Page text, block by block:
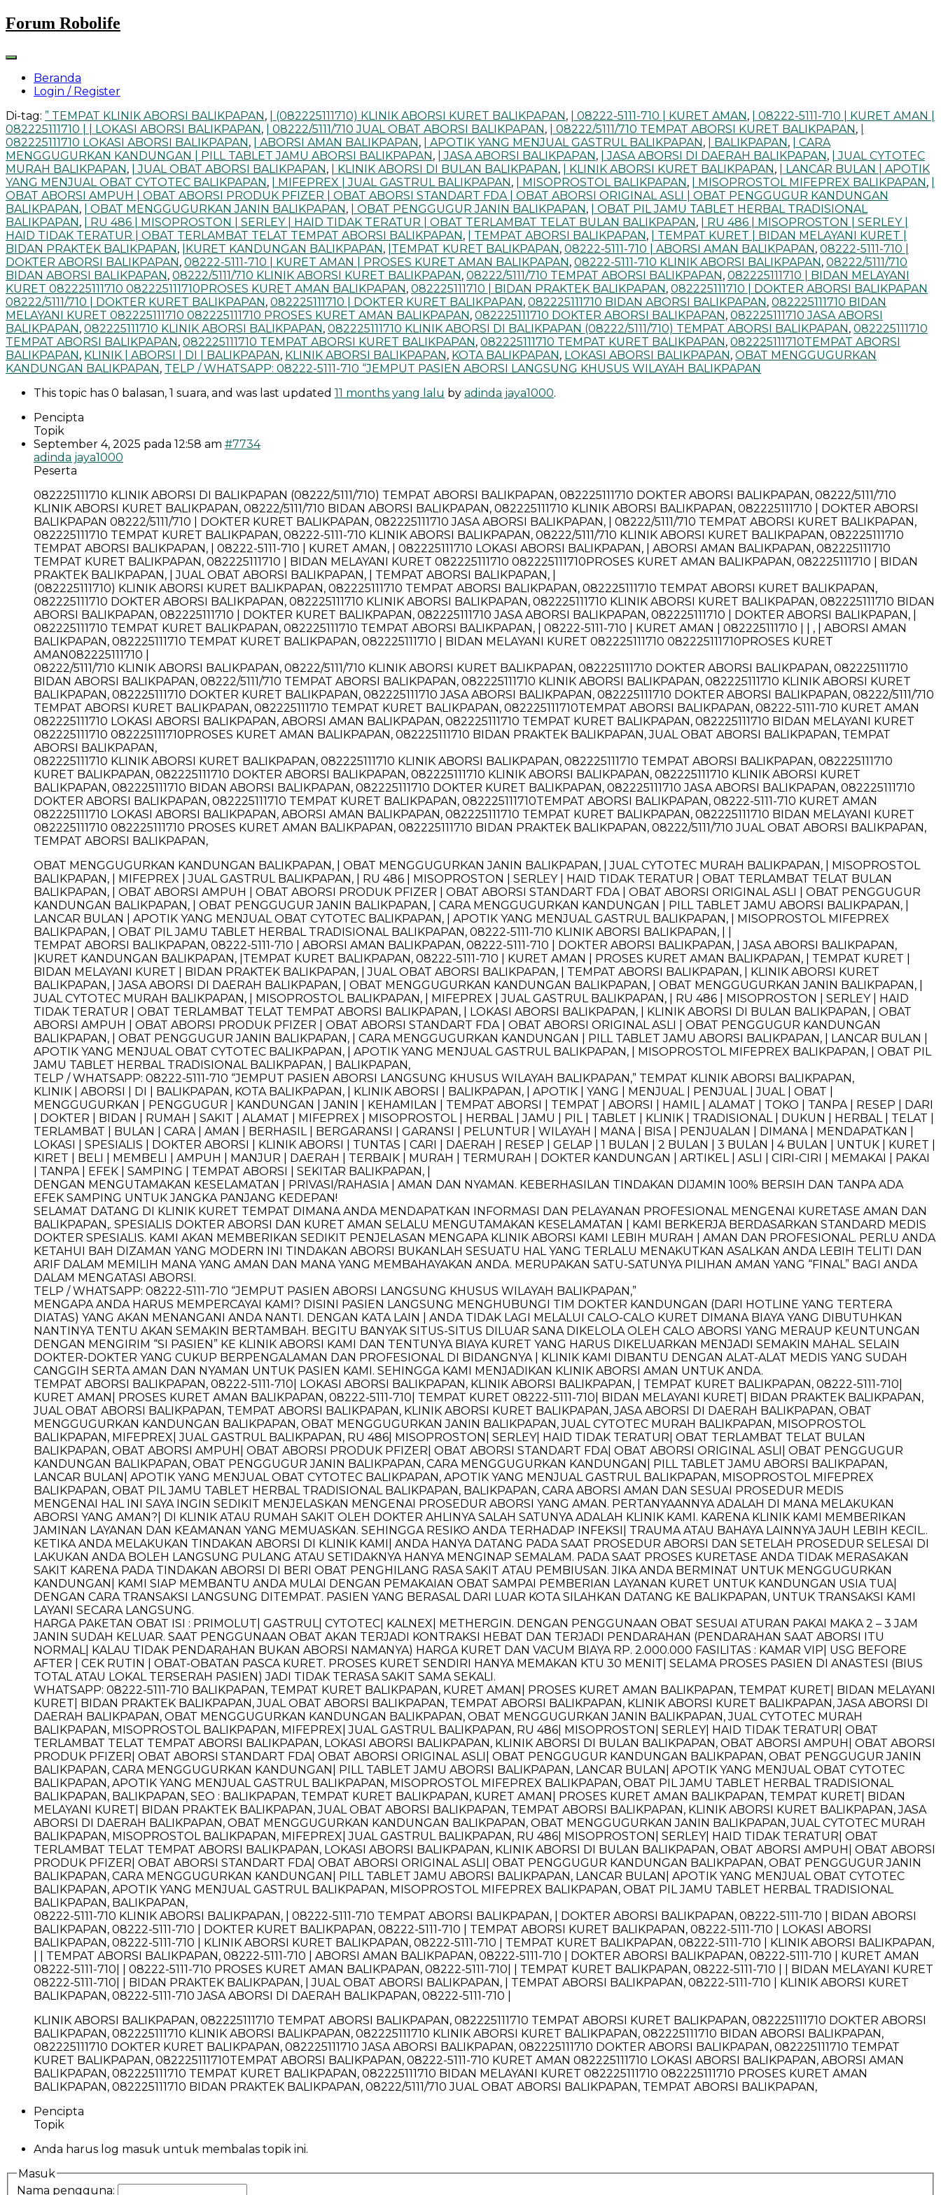
Skip
to
Forum Robolife
Beranda
Login / Register
Di-tag: ” TEMPAT KLINIK ABORSI BALIKPAPAN, | (082225111710) KLINIK ABORSI KURET BALIKPAPAN, | 08222-5111-710 | KURET AMAN,
| 08222-5111-710 | KURET AMAN |
082225111710 | | LOKASI ABORSI BALIKPAPAN, | 08222/5111/710 JUAL OBAT ABORSI BALIKPAPAN, | 08222/5111/710 TEMPAT ABORSI KURET BALIKPAPAN,
082225111710 LOKASI ABORSI BALIKPAPAN, | ABORSI AMAN BALIKPAPAN, | APOTIK YANG MENJUAL GASTRUL BALIKPAPAN, | BALIKPAPAN,
| CARA
MENGGUGURKAN KANDUNGAN | PILL TABLET JAMU ABORSI BALIKPAPAN, | JASA ABORSI BALIKPAPAN, | JASA ABORSI DI DAERAH BALIKPAPAN,
| JUAL CYTOTEC
MURAH BALIKPAPAN, | JUAL OBAT ABORSI BALIKPAPAN, | KLINIK ABORSI DI BULAN BALIKPAPAN, | KLINIK ABORSI KURET BALIKPAPAN,
| LANCAR BULAN | APOTIK
YANG MENJUAL OBAT CYTOTEC BALIKPAPAN, | MIFEPREX | JUAL GASTRUL BALIKPAPAN, | MISOPROSTOL BALIKPAPAN, | MISOPROSTOL MIFEPREX BALIKPAPAN,
OBAT ABORSI AMPUH | OBAT ABORSI PRODUK PFIZER | OBAT ABORSI STANDART FDA | OBAT ABORSI ORIGINAL ASLI | OBAT PENGGUGUR KANDUNGAN
BALIKPAPAN, | OBAT MENGGUGURKAN JANIN BALIKPAPAN, | OBAT PENGGUGUR JANIN BALIKPAPAN,
| OBAT PIL JAMU TABLET HERBAL TRADISIONAL
BALIKPAPAN, | RU 486 | MISOPROSTON | SERLEY | HAID TIDAK TERATUR | OBAT TERLAMBAT TELAT BULAN BALIKPAPAN,
| RU 486 | MISOPROSTON | SERLEY |
HAID TIDAK TERATUR | OBAT TERLAMBAT TELAT TEMPAT ABORSI BALIKPAPAN, | TEMPAT ABORSI BALIKPAPAN,
| TEMPAT KURET | BIDAN MELAYANI KURET |
BIDAN PRAKTEK BALIKPAPAN, |KURET KANDUNGAN BALIKPAPAN, |TEMPAT KURET BALIKPAPAN, 08222-5111-710 | ABORSI AMAN BALIKPAPAN, 08222-5111-710 |
DOKTER ABORSI BALIKPAPAN, 08222-5111-710 | KURET AMAN | PROSES KURET AMAN BALIKPAPAN, 08222-5111-710 KLINIK ABORSI BALIKPAPAN, 08222/5111/710
BIDAN ABORSI BALIKPAPAN, 08222/5111/710 KLINIK ABORSI KURET BALIKPAPAN, 08222/5111/710 TEMPAT ABORSI BALIKPAPAN, 082225111710 | BIDAN MELAYANI
KURET 082225111710 082225111710PROSES KURET AMAN BALIKPAPAN, 082225111710 | BIDAN PRAKTEK BALIKPAPAN, 082225111710 | DOKTER ABORSI BALIKPAPAN
08222/5111/710 | DOKTER KURET BALIKPAPAN, 082225111710 | DOKTER KURET BALIKPAPAN, 082225111710 BIDAN ABORSI BALIKPAPAN, 082225111710 BIDAN
MELAYANI KURET 082225111710 082225111710 PROSES KURET AMAN BALIKPAPAN, 082225111710 DOKTER ABORSI BALIKPAPAN, 082225111710 JASA ABORSI
BALIKPAPAN, 082225111710 KLINIK ABORSI BALIKPAPAN, 082225111710 KLINIK ABORSI DI BALIKPAPAN (08222/5111/710) TEMPAT ABORSI BALIKPAPAN, 082225111710
TEMPAT ABORSI BALIKPAPAN, 082225111710 TEMPAT ABORSI KURET BALIKPAPAN, 082225111710 TEMPAT KURET BALIKPAPAN, 082225111710TEMPAT ABORSI
BALIKPAPAN, KLINIK | ABORSI | DI | BALIKPAPAN, KLINIK ABORSI BALIKPAPAN, KOTA BALIKPAPAN, LOKASI ABORSI BALIKPAPAN, OBAT MENGGUGURKAN
KANDUNGAN BALIKPAPAN, TELP / WHATSAPP: 08222-5111-710 “JEMPUT PASIEN ABORSI LANGSUNG KHUSUS WILAYAH BALIKPAPAN
This topic has 0 balasan, 1 suara, and was last updated 11 months yang lalu by adinda jaya1000.
Pencipta
Topik
September 4, 2025 pada 12:58 am #7734
adinda jaya1000
Peserta
082225111710 KLINIK ABORSI DI BALIKPAPAN (08222/5111/710) TEMPAT ABORSI BALIKPAPAN, 082225111710 DOKTER ABORSI BALIKPAPAN, 08222/5111/710
KLINIK ABORSI KURET BALIKPAPAN, 08222/5111/710 BIDAN ABORSI BALIKPAPAN, 082225111710 KLINIK ABORSI BALIKPAPAN, 082225111710 | DOKTER ABORSI
BALIKPAPAN 08222/5111/710 | DOKTER KURET BALIKPAPAN, 082225111710 JASA ABORSI BALIKPAPAN, | 08222/5111/710 TEMPAT ABORSI KURET BALIKPAPAN,
082225111710 TEMPAT KURET BALIKPAPAN, 08222-5111-710 KLINIK ABORSI BALIKPAPAN, 08222/5111/710 KLINIK ABORSI KURET BALIKPAPAN, 082225111710
TEMPAT ABORSI BALIKPAPAN, | 08222-5111-710 | KURET AMAN, | 082225111710 LOKASI ABORSI BALIKPAPAN, | ABORSI AMAN BALIKPAPAN, 082225111710
TEMPAT KURET BALIKPAPAN, 082225111710 | BIDAN MELAYANI KURET 082225111710 082225111710PROSES KURET AMAN BALIKPAPAN, 082225111710 | BIDAN
PRAKTEK BALIKPAPAN, | JUAL OBAT ABORSI BALIKPAPAN, | TEMPAT ABORSI BALIKPAPAN, |
(082225111710) KLINIK ABORSI KURET BALIKPAPAN, 082225111710 TEMPAT ABORSI BALIKPAPAN, 082225111710 TEMPAT ABORSI KURET BALIKPAPAN,
082225111710 DOKTER ABORSI BALIKPAPAN, 082225111710 KLINIK ABORSI BALIKPAPAN, 082225111710 KLINIK ABORSI KURET BALIKPAPAN, 082225111710 BIDAN
ABORSI BALIKPAPAN, 082225111710 | DOKTER KURET BALIKPAPAN, 082225111710 JASA ABORSI BALIKPAPAN, 082225111710 | DOKTER ABORSI BALIKPAPAN, |
082225111710 TEMPAT KURET BALIKPAPAN, 082225111710 TEMPAT ABORSI BALIKPAPAN, | 08222-5111-710 | KURET AMAN | 082225111710 | | , | ABORSI AMAN
BALIKPAPAN, 082225111710 TEMPAT KURET BALIKPAPAN, 082225111710 | BIDAN MELAYANI KURET 082225111710 082225111710PROSES KURET
AMAN082225111710 |
08222/5111/710 KLINIK ABORSI BALIKPAPAN, 08222/5111/710 KLINIK ABORSI KURET BALIKPAPAN, 082225111710 DOKTER ABORSI BALIKPAPAN, 082225111710
BIDAN ABORSI BALIKPAPAN, 08222/5111/710 TEMPAT ABORSI BALIKPAPAN, 082225111710 KLINIK ABORSI BALIKPAPAN, 082225111710 KLINIK ABORSI KURET
BALIKPAPAN, 082225111710 DOKTER KURET BALIKPAPAN, 082225111710 JASA ABORSI BALIKPAPAN, 082225111710 DOKTER ABORSI BALIKPAPAN, 08222/5111/710
TEMPAT ABORSI KURET BALIKPAPAN, 082225111710 TEMPAT KURET BALIKPAPAN, 082225111710TEMPAT ABORSI BALIKPAPAN, 08222-5111-710 KURET AMAN
082225111710 LOKASI ABORSI BALIKPAPAN, ABORSI AMAN BALIKPAPAN, 082225111710 TEMPAT KURET BALIKPAPAN, 082225111710 BIDAN MELAYANI KURET
082225111710 082225111710PROSES KURET AMAN BALIKPAPAN, 082225111710 BIDAN PRAKTEK BALIKPAPAN, JUAL OBAT ABORSI BALIKPAPAN, TEMPAT
ABORSI BALIKPAPAN,
082225111710 KLINIK ABORSI KURET BALIKPAPAN, 082225111710 KLINIK ABORSI BALIKPAPAN, 082225111710 TEMPAT ABORSI BALIKPAPAN, 082225111710
KURET BALIKPAPAN, 082225111710 DOKTER ABORSI BALIKPAPAN, 082225111710 KLINIK ABORSI BALIKPAPAN, 082225111710 KLINIK ABORSI KURET
BALIKPAPAN, 082225111710 BIDAN ABORSI BALIKPAPAN, 082225111710 DOKTER KURET BALIKPAPAN, 082225111710 JASA ABORSI BALIKPAPAN, 082225111710
DOKTER ABORSI BALIKPAPAN, 082225111710 TEMPAT KURET BALIKPAPAN, 082225111710TEMPAT ABORSI BALIKPAPAN, 08222-5111-710 KURET AMAN
082225111710 LOKASI ABORSI BALIKPAPAN, ABORSI AMAN BALIKPAPAN, 082225111710 TEMPAT KURET BALIKPAPAN, 082225111710 BIDAN MELAYANI KURET
082225111710 082225111710 PROSES KURET AMAN BALIKPAPAN, 082225111710 BIDAN PRAKTEK BALIKPAPAN, 08222/5111/710 JUAL OBAT ABORSI BALIKPAPAN,
TEMPAT ABORSI BALIKPAPAN,
OBAT MENGGUGURKAN KANDUNGAN BALIKPAPAN, | OBAT MENGGUGURKAN JANIN BALIKPAPAN, | JUAL CYTOTEC MURAH BALIKPAPAN, | MISOPROSTOL
BALIKPAPAN, | MIFEPREX | JUAL GASTRUL BALIKPAPAN, | RU 486 | MISOPROSTON | SERLEY | HAID TIDAK TERATUR | OBAT TERLAMBAT TELAT BULAN
BALIKPAPAN, | OBAT ABORSI AMPUH | OBAT ABORSI PRODUK PFIZER | OBAT ABORSI STANDART FDA | OBAT ABORSI ORIGINAL ASLI | OBAT PENGGUGUR
KANDUNGAN BALIKPAPAN, | OBAT PENGGUGUR JANIN BALIKPAPAN, | CARA MENGGUGURKAN KANDUNGAN | PILL TABLET JAMU ABORSI BALIKPAPAN, |
LANCAR BULAN | APOTIK YANG MENJUAL OBAT CYTOTEC BALIKPAPAN, | APOTIK YANG MENJUAL GASTRUL BALIKPAPAN, | MISOPROSTOL MIFEPREX
BALIKPAPAN, | OBAT PIL JAMU TABLET HERBAL TRADISIONAL BALIKPAPAN, 08222-5111-710 KLINIK ABORSI BALIKPAPAN, | |
TEMPAT ABORSI BALIKPAPAN, 08222-5111-710 | ABORSI AMAN BALIKPAPAN, 08222-5111-710 | DOKTER ABORSI BALIKPAPAN, | JASA ABORSI BALIKPAPAN,
|KURET KANDUNGAN BALIKPAPAN, |TEMPAT KURET BALIKPAPAN, 08222-5111-710 | KURET AMAN | PROSES KURET AMAN BALIKPAPAN, | TEMPAT KURET |
BIDAN MELAYANI KURET | BIDAN PRAKTEK BALIKPAPAN, | JUAL OBAT ABORSI BALIKPAPAN, | TEMPAT ABORSI BALIKPAPAN, | KLINIK ABORSI KURET
BALIKPAPAN, | JASA ABORSI DI DAERAH BALIKPAPAN, | OBAT MENGGUGURKAN KANDUNGAN BALIKPAPAN, | OBAT MENGGUGURKAN JANIN BALIKPAPAN, |
JUAL CYTOTEC MURAH BALIKPAPAN, | MISOPROSTOL BALIKPAPAN, | MIFEPREX | JUAL GASTRUL BALIKPAPAN, | RU 486 | MISOPROSTON | SERLEY | HAID
TIDAK TERATUR | OBAT TERLAMBAT TELAT TEMPAT ABORSI BALIKPAPAN, | LOKASI ABORSI BALIKPAPAN, | KLINIK ABORSI DI BULAN BALIKPAPAN, | OBAT
ABORSI AMPUH | OBAT ABORSI PRODUK PFIZER | OBAT ABORSI STANDART FDA | OBAT ABORSI ORIGINAL ASLI | OBAT PENGGUGUR KANDUNGAN
BALIKPAPAN, | OBAT PENGGUGUR JANIN BALIKPAPAN, | CARA MENGGUGURKAN KANDUNGAN | PILL TABLET JAMU ABORSI BALIKPAPAN, | LANCAR BULAN |
APOTIK YANG MENJUAL OBAT CYTOTEC BALIKPAPAN, | APOTIK YANG MENJUAL GASTRUL BALIKPAPAN, | MISOPROSTOL MIFEPREX BALIKPAPAN, | OBAT PIL
JAMU TABLET HERBAL TRADISIONAL BALIKPAPAN, | BALIKPAPAN,
TELP / WHATSAPP: 08222-5111-710 “JEMPUT PASIEN ABORSI LANGSUNG KHUSUS WILAYAH BALIKPAPAN,” TEMPAT KLINIK ABORSI BALIKPAPAN,
KLINIK | ABORSI | DI | BALIKPAPAN, KOTA BALIKPAPAN, | KLINIK ABORSI | BALIKPAPAN, | APOTIK | YANG | MENJUAL | PENJUAL | JUAL | OBAT |
MENGGUGURKAN | PENGGUGUR | KANDUNGAN | JANIN | KEHAMILAN | TEMPAT ABORSI | TEMPAT | ABORSI | HAMIL | ALAMAT | TOKO | TANPA | RESEP | DARI
| DOKTER | BIDAN | RUMAH | SAKIT | ALAMAT | MIFEPREX | MISOPROSTOL | HERBAL | JAMU | PIL | TABLET | KLINIK | TRADISIONAL | DUKUN | HERBAL | TELAT |
TERLAMBAT | BULAN | CARA | AMAN | BERHASIL | BERGARANSI | GARANSI | PELUNTUR | WILAYAH | MANA | BISA | PENJUALAN | DIMANA | MENDAPATKAN |
LOKASI | SPESIALIS | DOKTER ABORSI | KLINIK ABORSI | TUNTAS | CARI | DAERAH | RESEP | GELAP | 1 BULAN | 2 BULAN | 3 BULAN | 4 BULAN | UNTUK | KURET |
KIRET | BELI | MEMBELI | AMPUH | MANJUR | DAERAH | TERBAIK | MURAH | TERMURAH | DOKTER KANDUNGAN | ARTIKEL | ASLI | CIRI-CIRI | MEMAKAI | PAKAI
| TANPA | EFEK | SAMPING | TEMPAT ABORSI | SEKITAR BALIKPAPAN, |
DENGAN MENGUTAMAKAN KESELAMATAN | PRIVASI/RAHASIA | AMAN DAN NYAMAN. KEBERHASILAN TINDAKAN DIJAMIN 100% BERSIH DAN TANPA ADA
EFEK SAMPING UNTUK JANGKA PANJANG KEDEPAN!
SELAMAT DATANG DI KLINIK KURET TEMPAT DIMANA ANDA MENDAPATKAN INFORMASI DAN PELAYANAN PROFESIONAL MENGENAI KURETASE AMAN DAN
BALIKPAPAN,. SPESIALIS DOKTER ABORSI DAN KURET AMAN SELALU MENGUTAMAKAN KESELAMATAN | KAMI BERKERJA BERDASARKAN STANDARD MEDIS
DOKTER SPESIALIS. KAMI AKAN MEMBERIKAN SEDIKIT PENJELASAN MENGAPA KLINIK ABORSI KAMI LEBIH MURAH | AMAN DAN PROFESIONAL. PERLU ANDA
KETAHUI BAH DIZAMAN YANG MODERN INI TINDAKAN ABORSI BUKANLAH SESUATU HAL YANG TERLALU MENAKUTKAN ASALKAN ANDA LEBIH TELITI DAN
ARIF DALAM MEMILIH MANA YANG AMAN DAN MANA YANG MEMBAHAYAKAN ANDA. MERUPAKAN SATU-SATUNYA PILIHAN AMAN YANG “FINAL” BAGI ANDA
DALAM MENGATASI ABORSI.
TELP / WHATSAPP: 08222-5111-710 “JEMPUT PASIEN ABORSI LANGSUNG KHUSUS WILAYAH BALIKPAPAN,”
MENGAPA ANDA HARUS MEMPERCAYAI KAMI? DISINI PASIEN LANGSUNG MENGHUBUNGI TIM DOKTER KANDUNGAN (DARI HOTLINE YANG TERTERA
DIATAS) YANG AKAN MENANGANI ANDA NANTI. DENGAN KATA LAIN | ANDA TIDAK LAGI MELALUI CALO-CALO KURET DIMANA BIAYA YANG DIBUTUHKAN
NANTINYA TENTU AKAN SEMAKIN BERTAMBAH. BEGITU BANYAK SITUS-SITUS DILUAR SANA DIKELOLA OLEH CALO ABORSI YANG MERAUP KEUNTUNGAN
DENGAN MENGIRIM “SI PASIEN” KE KLINIK ABORSI KAMI DAN TENTUNYA BIAYA KURET YANG HARUS DIKELUARKAN MENJADI SEMAKIN MAHAL. SELAIN
DOKTER-DOKTER YANG CUKUP BERPENGALAMAN DAN PROFESIONAL DI BIDANGNYA | KLINIK KAMI DIBANTU DENGAN ALAT-ALAT MEDIS YANG SUDAH
CANGGIH SERTA AMAN DAN NYAMAN UNTUK PASIEN KAMI. SEHINGGA KAMI MENJADIKAN KLINIK ABORSI AMAN UNTUK ANDA.
TEMPAT ABORSI BALIKPAPAN, 08222-5111-710| LOKASI ABORSI BALIKPAPAN, KLINIK ABORSI BALIKPAPAN, | TEMPAT KURET BALIKPAPAN, 08222-5111-710|
KURET AMAN| PROSES KURET AMAN BALIKPAPAN, 08222-5111-710| TEMPAT KURET 08222-5111-710| BIDAN MELAYANI KURET| BIDAN PRAKTEK BALIKPAPAN,
JUAL OBAT ABORSI BALIKPAPAN, TEMPAT ABORSI BALIKPAPAN, KLINIK ABORSI KURET BALIKPAPAN, JASA ABORSI DI DAERAH BALIKPAPAN, OBAT
MENGGUGURKAN KANDUNGAN BALIKPAPAN, OBAT MENGGUGURKAN JANIN BALIKPAPAN, JUAL CYTOTEC MURAH BALIKPAPAN, MISOPROSTOL
BALIKPAPAN, MIFEPREX| JUAL GASTRUL BALIKPAPAN, RU 486| MISOPROSTON| SERLEY| HAID TIDAK TERATUR| OBAT TERLAMBAT TELAT BULAN
BALIKPAPAN, OBAT ABORSI AMPUH| OBAT ABORSI PRODUK PFIZER| OBAT ABORSI STANDART FDA| OBAT ABORSI ORIGINAL ASLI| OBAT PENGGUGUR
KANDUNGAN BALIKPAPAN, OBAT PENGGUGUR JANIN BALIKPAPAN, CARA MENGGUGURKAN KANDUNGAN| PILL TABLET JAMU ABORSI BALIKPAPAN,
LANCAR BULAN| APOTIK YANG MENJUAL OBAT CYTOTEC BALIKPAPAN, APOTIK YANG MENJUAL GASTRUL BALIKPAPAN, MISOPROSTOL MIFEPREX
BALIKPAPAN, OBAT PIL JAMU TABLET HERBAL TRADISIONAL BALIKPAPAN, BALIKPAPAN, CARA ABORSI AMAN DAN SESUAI PROSEDUR MEDIS
MENGENAI HAL INI SAYA INGIN SEDIKIT MENJELASKAN MENGENAI PROSEDUR ABORSI YANG AMAN. PERTANYAANNYA ADALAH DI MANA MELAKUKAN
ABORSI YANG AMAN?| DI KLINIK ATAU RUMAH SAKIT OLEH DOKTER AHLINYA SALAH SATUNYA ADALAH KLINIK KAMI. KARENA KLINIK KAMI MEMBERIKAN
JAMINAN LAYANAN DAN KEAMANAN YANG MEMUASKAN. SEHINGGA RESIKO ANDA TERHADAP INFEKSI| TRAUMA ATAU BAHAYA LAINNYA JAUH LEBIH KECIL..
KETIKA ANDA MELAKUKAN TINDAKAN ABORSI DI KLINIK KAMI| ANDA HANYA DATANG PADA SAAT PROSEDUR ABORSI DAN SETELAH PROSEDUR SELESAI DI
LAKUKAN ANDA BOLEH LANGSUNG PULANG ATAU SETIDAKNYA HANYA MENGINAP SEMALAM. PADA SAAT PROSES KURETASE ANDA TIDAK MERASAKAN
SAKIT KARENA PADA TINDAKAN ABORSI DI BERI OBAT PENGHILANG RASA SAKIT ATAU PEMBIUSAN. JIKA ANDA BERMINAT UNTUK MENGGUGURKAN
KANDUNGAN| KAMI SIAP MEMBANTU ANDA MULAI DENGAN PEMAKAIAN OBAT SAMPAI PEMBERIAN LAYANAN KURET UNTUK KANDUNGAN USIA TUA|
DENGAN CARA TRANSAKSI LANGSUNG DITEMPAT. PASIEN YANG BERASAL DARI LUAR KOTA SILAHKAN DATANG KE BALIKPAPAN, UNTUK TRANSAKSI KAMI
LAYANI SECARA LANGSUNG.
HARGA PAKETAN OBAT ISI : PRIMOLUT| GASTRUL| CYTOTEC| KALNEX| METHERGIN. DENGAN PENGGUNAAN OBAT SESUAI ATURAN PAKAI MAKA 2 – 3 JAM
JANIN SUDAH KELUAR. SAAT PENGGUNAAN OBAT AKAN TERJADI KONTRAKSI HEBAT DAN TERJADI PENDARAHAN (PENDARAHAN SAAT ABORSI ITU
NORMAL| KALAU TIDAK PENDARAHAN BUKAN ABORSI NAMANYA) HARGA KURET DAN VACUM BIAYA RP. 2.000.000 FASILITAS : KAMAR VIP| USG BEFORE
AFTER | CEK RUTIN | OBAT-OBATAN PASCA KURET. PROSES KURET SENDIRI HANYA MEMAKAN KTU 30 MENIT| SELAMA PROSES PASIEN DI ANASTESI (BIUS
TOTAL ATAU LOKAL TERSERAH PASIEN) JADI TIDAK TERASA SAKIT SAMA SEKALI.
WHATSAPP: 08222-5111-710 BALIKPAPAN, TEMPAT KURET BALIKPAPAN, KURET AMAN| PROSES KURET AMAN BALIKPAPAN, TEMPAT KURET| BIDAN MELAYANI
KURET| BIDAN PRAKTEK BALIKPAPAN, JUAL OBAT ABORSI BALIKPAPAN, TEMPAT ABORSI BALIKPAPAN, KLINIK ABORSI KURET BALIKPAPAN, JASA ABORSI DI
DAERAH BALIKPAPAN, OBAT MENGGUGURKAN KANDUNGAN BALIKPAPAN, OBAT MENGGUGURKAN JANIN BALIKPAPAN, JUAL CYTOTEC MURAH
BALIKPAPAN, MISOPROSTOL BALIKPAPAN, MIFEPREX| JUAL GASTRUL BALIKPAPAN, RU 486| MISOPROSTON| SERLEY| HAID TIDAK TERATUR| OBAT
TERLAMBAT TELAT TEMPAT ABORSI BALIKPAPAN, LOKASI ABORSI BALIKPAPAN, KLINIK ABORSI DI BULAN BALIKPAPAN, OBAT ABORSI AMPUH| OBAT ABORSI
PRODUK PFIZER| OBAT ABORSI STANDART FDA| OBAT ABORSI ORIGINAL ASLI| OBAT PENGGUGUR KANDUNGAN BALIKPAPAN, OBAT PENGGUGUR JANIN
BALIKPAPAN, CARA MENGGUGURKAN KANDUNGAN| PILL TABLET JAMU ABORSI BALIKPAPAN, LANCAR BULAN| APOTIK YANG MENJUAL OBAT CYTOTEC
BALIKPAPAN, APOTIK YANG MENJUAL GASTRUL BALIKPAPAN, MISOPROSTOL MIFEPREX BALIKPAPAN, OBAT PIL JAMU TABLET HERBAL TRADISIONAL
BALIKPAPAN, BALIKPAPAN, SEO : BALIKPAPAN, TEMPAT KURET BALIKPAPAN, KURET AMAN| PROSES KURET AMAN BALIKPAPAN, TEMPAT KURET| BIDAN
MELAYANI KURET| BIDAN PRAKTEK BALIKPAPAN, JUAL OBAT ABORSI BALIKPAPAN, TEMPAT ABORSI BALIKPAPAN, KLINIK ABORSI KURET BALIKPAPAN, JASA
ABORSI DI DAERAH BALIKPAPAN, OBAT MENGGUGURKAN KANDUNGAN BALIKPAPAN, OBAT MENGGUGURKAN JANIN BALIKPAPAN, JUAL CYTOTEC MURAH
BALIKPAPAN, MISOPROSTOL BALIKPAPAN, MIFEPREX| JUAL GASTRUL BALIKPAPAN, RU 486| MISOPROSTON| SERLEY| HAID TIDAK TERATUR| OBAT
TERLAMBAT TELAT TEMPAT ABORSI BALIKPAPAN, LOKASI ABORSI BALIKPAPAN, KLINIK ABORSI DI BULAN BALIKPAPAN, OBAT ABORSI AMPUH| OBAT ABORSI
PRODUK PFIZER| OBAT ABORSI STANDART FDA| OBAT ABORSI ORIGINAL ASLI| OBAT PENGGUGUR KANDUNGAN BALIKPAPAN, OBAT PENGGUGUR JANIN
BALIKPAPAN, CARA MENGGUGURKAN KANDUNGAN| PILL TABLET JAMU ABORSI BALIKPAPAN, LANCAR BULAN| APOTIK YANG MENJUAL OBAT CYTOTEC
BALIKPAPAN, APOTIK YANG MENJUAL GASTRUL BALIKPAPAN, MISOPROSTOL MIFEPREX BALIKPAPAN, OBAT PIL JAMU TABLET HERBAL TRADISIONAL
BALIKPAPAN, BALIKPAPAN,
08222-5111-710 KLINIK ABORSI BALIKPAPAN, | 08222-5111-710 TEMPAT ABORSI BALIKPAPAN, | DOKTER ABORSI BALIKPAPAN, 08222-5111-710 | BIDAN ABORSI
BALIKPAPAN, 08222-5111-710 | DOKTER KURET BALIKPAPAN, 08222-5111-710 | TEMPAT ABORSI KURET BALIKPAPAN, 08222-5111-710 | LOKASI ABORSI
BALIKPAPAN, 08222-5111-710 | KLINIK ABORSI KURET BALIKPAPAN, 08222-5111-710 | TEMPAT KURET BALIKPAPAN, 08222-5111-710 | KLINIK ABORSI BALIKPAPAN,
| | TEMPAT ABORSI BALIKPAPAN, 08222-5111-710 | ABORSI AMAN BALIKPAPAN, 08222-5111-710 | DOKTER ABORSI BALIKPAPAN, 08222-5111-710 | KURET AMAN
08222-5111-710| | 08222-5111-710 PROSES KURET AMAN BALIKPAPAN, 08222-5111-710| | TEMPAT KURET BALIKPAPAN, 08222-5111-710 | | BIDAN MELAYANI KURET
08222-5111-710| | BIDAN PRAKTEK BALIKPAPAN, | JUAL OBAT ABORSI BALIKPAPAN, | TEMPAT ABORSI BALIKPAPAN, 08222-5111-710 | KLINIK ABORSI KURET
BALIKPAPAN, 08222-5111-710 JASA ABORSI DI DAERAH BALIKPAPAN, 08222-5111-710 |
KLINIK ABORSI BALIKPAPAN, 082225111710 TEMPAT ABORSI BALIKPAPAN, 082225111710 TEMPAT ABORSI KURET BALIKPAPAN, 082225111710 DOKTER ABORSI
BALIKPAPAN, 082225111710 KLINIK ABORSI BALIKPAPAN, 082225111710 KLINIK ABORSI KURET BALIKPAPAN, 082225111710 BIDAN ABORSI BALIKPAPAN,
082225111710 DOKTER KURET BALIKPAPAN, 082225111710 JASA ABORSI BALIKPAPAN, 082225111710 DOKTER ABORSI BALIKPAPAN, 082225111710 TEMPAT
KURET BALIKPAPAN, 082225111710TEMPAT ABORSI BALIKPAPAN, 08222-5111-710 KURET AMAN 082225111710 LOKASI ABORSI BALIKPAPAN, ABORSI AMAN
BALIKPAPAN, 082225111710 TEMPAT KURET BALIKPAPAN, 082225111710 BIDAN MELAYANI KURET 082225111710 082225111710 PROSES KURET AMAN
BALIKPAPAN, 082225111710 BIDAN PRAKTEK BALIKPAPAN, 08222/5111/710 JUAL OBAT ABORSI BALIKPAPAN, TEMPAT ABORSI BALIKPAPAN,
Pencipta
Topik
Anda harus log masuk untuk membalas topik ini.
Masuk
Nama pengguna: